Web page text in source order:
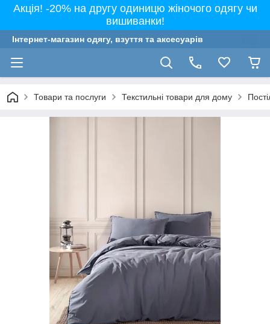
Акція! -20% на другу одиницю жіночого одягу чи
вишиванки!
Інтернет-магазин одягу, взуття та аксесуарів
Товари та послуги Текстильні товари для дому